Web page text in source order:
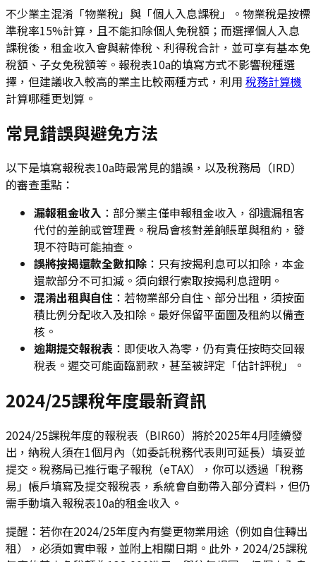
不少業主混淆「物業稅」與「個人入息課稅」。物業稅是按標
準稅率15%計算，且不能扣除個人免稅額；而選擇個人入息
課稅後，租金收入會與薪俸稅、利得稅合計，並可享有基本免
稅額、子女免稅額等。報稅表10a的填寫方式不影響稅種選
擇，但建議收入較高的業主比較兩種方式，利用 稅務計算機
計算哪種更划算。
常見錯誤與避免方法
以下是填寫報稅表10a時最常見的錯誤，以及稅務局（IRD）
的審查重點：
漏報租金收入 ：部分業主僅申報租金收入，卻遺漏租客
代付的差餉或管理費。稅局會核對差餉賬單與租約，發
現不符時可能抽查。
誤將按揭還款全數扣除 ：只有按揭利息可以扣除，本金
還款部分不可扣減。須向銀行索取按揭利息證明。
混淆出租與自住 ：若物業部分自住、部分出租，須按面
積比例分配收入及扣除。最好保留平面圖及租約以備查
核。
逾期提交報稅表 ：即使收入為零，仍有責任按時交回報
稅表。遲交可能面臨罰款，甚至被評定「估計評稅」。
2024/25課稅年度最新資訊
2024/25課稅年度的報稅表（BIR60）將於2025年4月陸續發
出，納稅人須在1個月內（如委託稅務代表則可延長）填妥並
提交。稅務局已推行電子報稅（eTAX），你可以透過「稅務
易」帳戶填寫及提交報稅表，系統會自動帶入部分資料，但仍
需手動填入報稅表10a的租金收入。
提醒：若你在2024/25年度內有變更物業用途（例如自住轉出
租），必須如實申報，並附上相關日期。此外，2024/25課稅